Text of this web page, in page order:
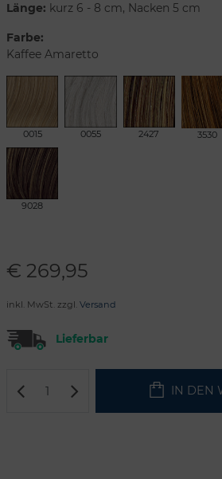
Länge: kurz 6 - 8 cm, Nacken 5 cm
Farbe:
Kaffee Amaretto
0015 0055 2427 3530
9028
€ 269,95
inkl. MwSt. zzgl. Versand
Lieferbar
IN DEN